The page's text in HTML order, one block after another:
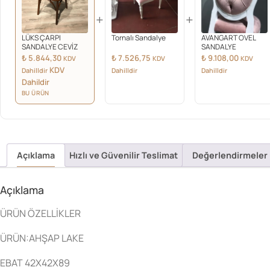
LÜKS ÇARPI
SANDALYE CEVİZ
₺ 5.844,30 KDV
Dahilldir KDV
Dahildir
BU ÜRÜN
+
Tornalı Sandalye
₺7.526,75 KDV
Dahilldir
+
AVANGART OVEL
SANDALYE
₺9.108,00 KDV
Dahilldir
Açıklama Hızlı ve Güvenilir Teslimat
Açıklama
ÜRÜN ÖZELLİKLER
ÜRÜN:AHŞAP LAKE
EBAT 42X42X89